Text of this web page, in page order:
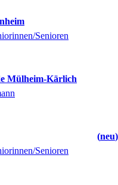
Senioren
Mülheim-Kärlich
neu
Senioren